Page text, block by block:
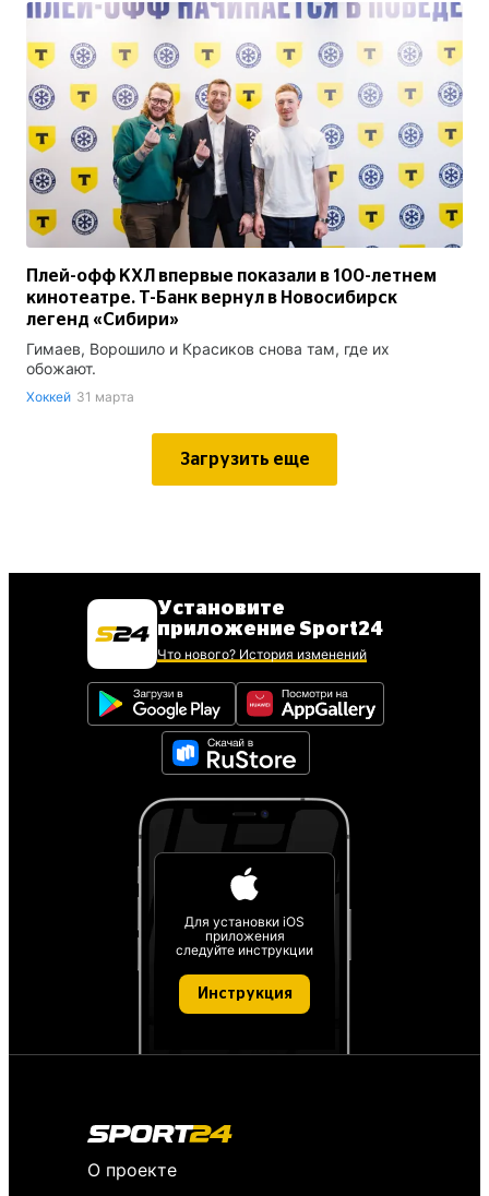
Плей-офф КХЛ впервые показали в 100-летнем
кинотеатре. Т-Банк вернул в Новосибирск
легенд «Сибири»
Гимаев, Ворошило и Красиков снова там, где их
обожают.
Хоккей 31 марта
Загрузить еще
Установите
приложение Sport24
Что нового? История изменений
Для установки iOS
приложения
следуйте инструкции
Инструкция
О проекте